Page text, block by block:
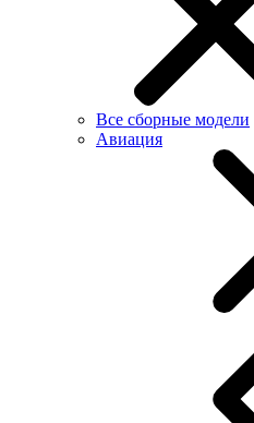
Все сборные модели
Авиация